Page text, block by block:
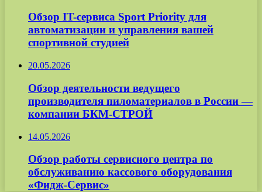
Обзор IT-сервиса Sport Priority для
автоматизации и управления вашей
спортивной студией
20.05.2026
Обзор деятельности ведущего
производителя пиломатериалов в России —
компании БКМ-СТРОЙ
14.05.2026
Обзор работы сервисного центра по
обслуживанию кассового оборудования
«Фидж-Сервис»